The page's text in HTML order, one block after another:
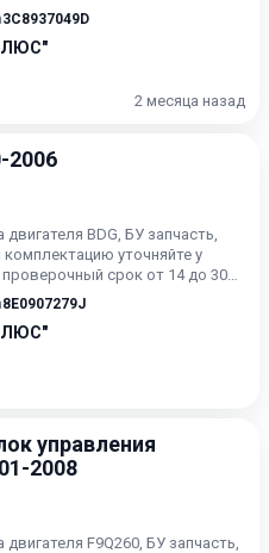
3C8937049D
2 месяца назад
2006
BDG, БУ запчасть,
комплектацию уточняйте у
срок от 14 до 30
8E0907279J
управления
2008
F9Q260, БУ запчасть,